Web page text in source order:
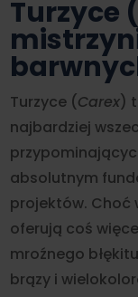
Turzyce
Turzyce (Carex)
najbardziej
absolutnym
projektów. Choć
oferują coś
mroźnego
brązy i